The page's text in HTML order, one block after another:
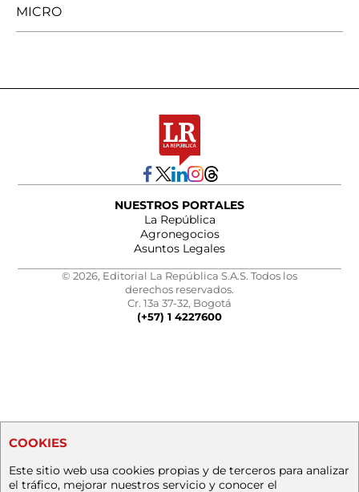
MICRO
NUESTROS PORTALES
La República
Agronegocios
Asuntos Legales
© 2026, Editorial La República S.A.S. Todos los
derechos reservados.
Cr. 13a 37-32, Bogotá
(+57) 1 4227600
COOKIES
Este sitio web usa cookies propias y de terceros para analizar
el tráfico, mejorar nuestros servicio y conocer el